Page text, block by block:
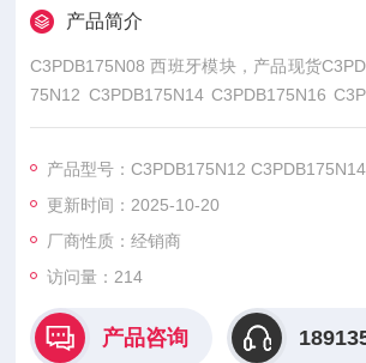
产品简介
C3PDB175N08 西班牙模块，产品现货C3PDB175N08 C3PDB1
75N12 C3PDB175N14 C3PDB175N16
EC是西班牙专注于功率半导体领域的企业，
凭借多样化的拓扑结构与稳定性能，成为电
组件。
产品型号：C3PDB175N12 C3PDB175N14
更新时间：2025-10-20
厂商性质：经销商
访问量：214
产品咨询